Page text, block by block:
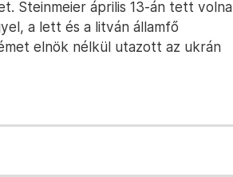
Steinmeier április 13-án tett volna
a lett és a litván államfő
elnök nélkül utazott az ukrán